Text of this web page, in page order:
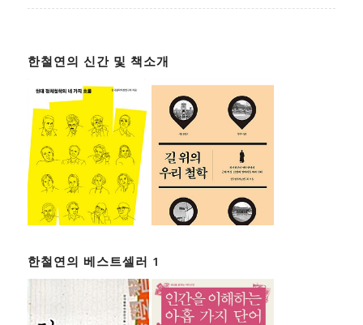
한철연의 신간 및 책소개
한철연의 베스트셀러 1